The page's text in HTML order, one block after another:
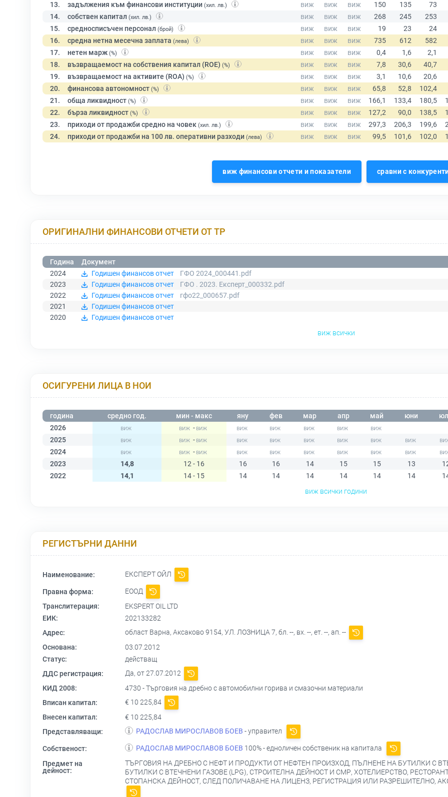
13. задължения към финансови институции (хил. лв.)
14. собствен капитал (хил. лв.)
15. средносписъчен персонал (брой)
16. средна нетна месечна заплата (лева)
17. нетен марж (%)
18. възвращаемост на собствения капитал (ROE) (%)
19. възвращаемост на активите (ROA) (%)
20. финансова автономност (%)
21. обща ликвидност (%)
22. бърза ликвидност (%)
23. приходи от продажби средно на човек (хил. лв.)
24. приходи от продажби на 100 лв. оперативни разходи (лева)
виж финансови отчети и показатели сравни с
ОРИГИНАЛНИ ФИНАНСОВИ ОТЧЕТИ ОТ ТР
Година
Документ
2024
Годишен финансов отчет
ГФО 2024_000441.pdf
2023
Годишен финансов отчет
ГФО . 2023. Експерт_000332.pdf
2022
Годишен финансов отчет
гфо22_000657.pdf
2021
Годишен финансов отчет
2020
Годишен финансов отчет
виж всички
ОСИГУРЕНИ ЛИЦА В НОИ
година средно год. мин - макс яну фев мар апр май юни
2026
-
2025
-
2024
-
2023
14,8 12 - 16 16 16 14 15 15 13
2022
14,1 14 - 15 14 14 14 14 14 14
виж всички години
РЕГИСТЪРНИ ДАННИ
Наименование: ЕКСПЕРТ ОЙЛ
Правна форма:
ЕООД
Транслитерация:
EKSPERT OIL LTD
ЕИК:
202133282
Адрес:
област Варна, Аксаково 9154, УЛ. ЛОЗНИЦА 7, бл. --, вх. --, ет. --, ап. --
Основана:
03.07.2012
Статус:
действащ
ДДС регистрация:
Да, от 27.07.2012
КИД 2008:
4730 - Търговия на дребно с автомобилни горива и смазочни материали
Вписан капитал:
€ 10 225,84
Внесен капитал:
€ 10 225,84
Представляващи:
РАДОСЛАВ МИРОСЛАВОВ БОЕВ - управител
Собственост: РАДОСЛАВ МИРОСЛАВОВ БОЕВ 100% - едноличен собственик на капитала
Предмет на
дейност:
ТЪРГОВИЯ НА ДРЕБНО С НЕФТ И ПРОДУКТИ ОТ НЕФТЕН ПРОИЗХОД, ПЪЛНЕНЕ НА БУТИЛКИ С
БУТИЛКИ С ВТЕЧНЕНИ ГАЗОВЕ (LPG), СТРОИТЕЛНА ДЕЙНОСТ И СМР, ХОТЕЛИЕРСТВО,
СТОПАНСКА ДЕЙНОСТ, СЛЕД ПОЛИЧАВАНЕ НА ЛИЦЕНЗ, РЕГИСТРАЦИЯ ИЛИ РАЗРЕШИТЕЛНО,